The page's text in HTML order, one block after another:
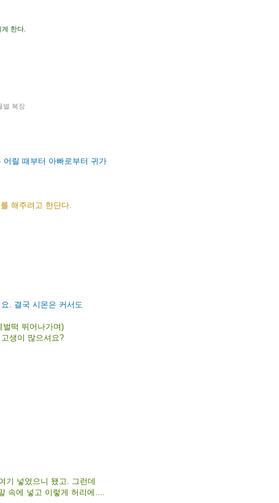
한다.
별 복장
릴 때부터 아빠로부터 귀가
해주려고 한단다.
. 결국 시몬은 커서도
벌떡 뛰어나가며)
생이 많으셔요?
기 넣었으니 됐고. 그런데
속에 넣고 이렇게 허리에....